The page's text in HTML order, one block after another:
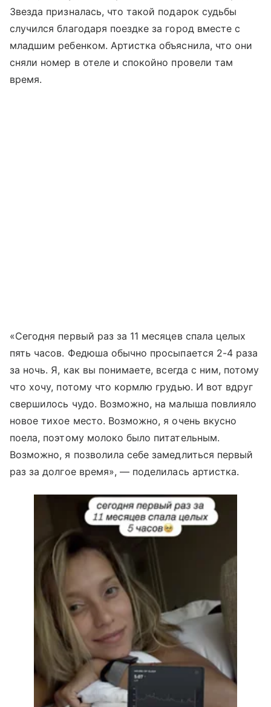
Звезда призналась, что такой подарок судьбы
случился благодаря поездке за город вместе с
младшим ребенком. Артистка объяснила, что они
сняли номер в отеле и спокойно провели там
время.
«Сегодня первый раз за 11 месяцев спала целых
пять часов. Федюша обычно просыпается 2-4 раза
за ночь. Я, как вы понимаете, всегда с ним, потому
что хочу, потому что кормлю грудью. И вот вдруг
свершилось чудо. Возможно, на малыша повлияло
новое тихое место. Возможно, я очень вкусно
поела, поэтому молоко было питательным.
Возможно, я позволила себе замедлиться первый
раз за долгое время», — поделилась артистка.